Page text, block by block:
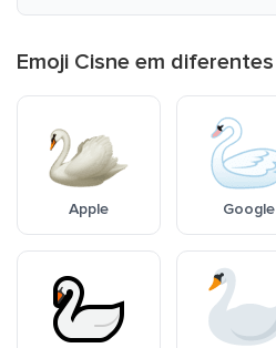
Emoji Cisne em
Apple Google